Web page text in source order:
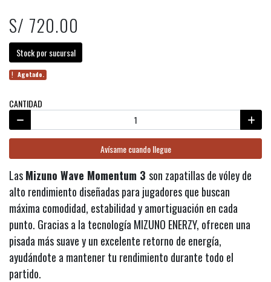
S/ 720.00
Stock por sucursal
Agotado.
CANTIDAD
Avísame cuando llegue
LasMizuno Wave Momentum 3 son zapatillas de vóley de
alto rendimiento diseñadas para jugadores que buscan
máxima comodidad, estabilidad y amortiguación en cada
punto. Gracias a la tecnología MIZUNO ENERZY, ofrecen una
pisada más suave y un excelente retorno de energía,
ayudándote a mantener tu rendimiento durante todo el
partido.